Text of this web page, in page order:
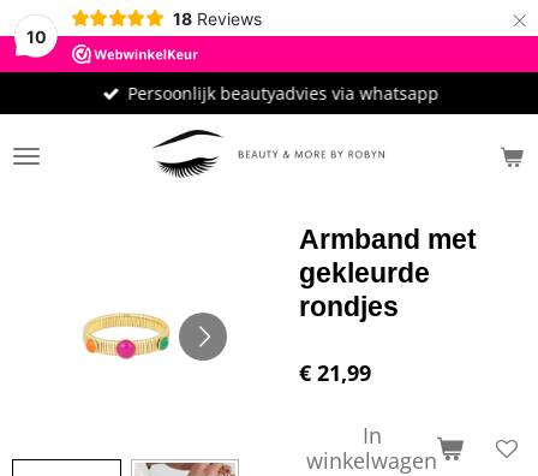
10
18 Reviews ×
Persoonlijk beautyadvies via whatsapp
Armband met
gekleurde
rondjes
€ 21,99
In
winkelwagen